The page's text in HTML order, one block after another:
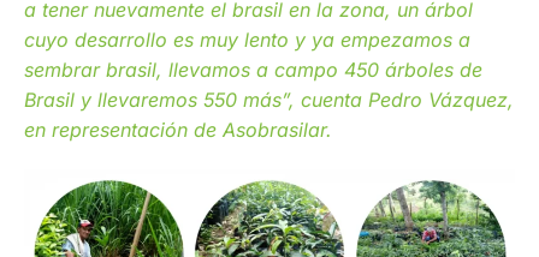
a tener nuevamente el brasil en la zona, un árbol
cuyo desarrollo es muy lento y ya empezamos a
sembrar brasil, llevamos a campo 450 árboles de
Brasil y llevaremos 550 más”, cuenta Pedro Vázquez,
en representación de Asobrasilar.